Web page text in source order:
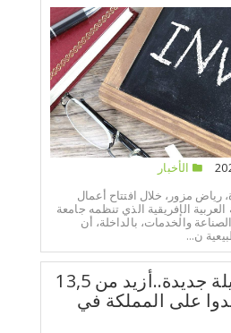
الأخبار
رياض مزور، خلال افتتاح أعمال
الإفريقية الذي تنظمه جامعة
والخدمات، بالداخلة، أن
ن...
المغرب:في حصيلة جديدة..أزيد من 13,5
على المملكة في